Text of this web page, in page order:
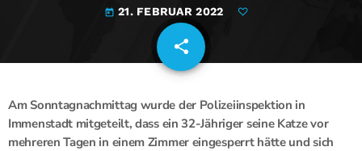
today 21. FEBRUAR 2022
share
email
Am Sonntagnachmittag wurde der Polizeiinspektion in
Immenstadt mitgeteilt, dass ein 32-Jähriger seine Katze vor
mehreren Tagen in einem Zimmer eingesperrt hätte und sich